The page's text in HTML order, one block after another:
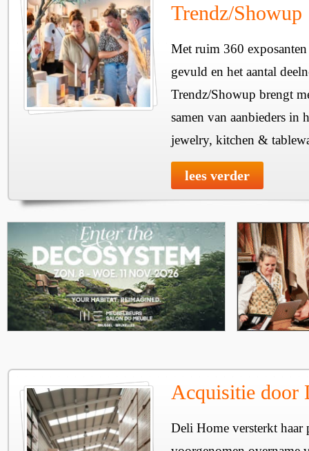
Trendz/Showup
Met ruim 360
gevuld en het aantal
Trendz/Showup brengt
samen van aanbieders in
jewelry, kitchen &
lees verder
Acquisitie door
Deli Home versterkt haar